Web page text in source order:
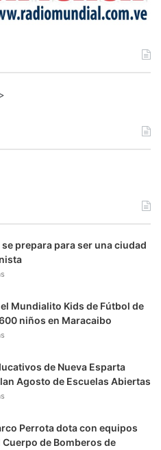
prepara para ser una ciudad
Mundialito Kids de Fútbol de
niños en Maracaibo
de Nueva Esparta
Agosto de Escuelas Abiertas
Perrota dota con equipos
de Bomberos de